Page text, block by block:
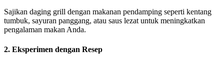
Sajikan daging grill dengan makanan pendamping seperti kentang
tumbuk, sayuran panggang, atau saus lezat untuk meningkatkan
pengalaman makan Anda.
2. Eksperimen dengan Resep